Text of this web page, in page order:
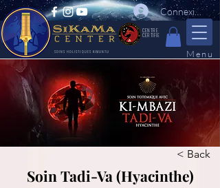
Connexion
Menu
CENTRE
CERTIFIE
SOINS HOLISTIQUES KIMUNTU
Soin Tadi-Va (Hyacinthe)
< Back